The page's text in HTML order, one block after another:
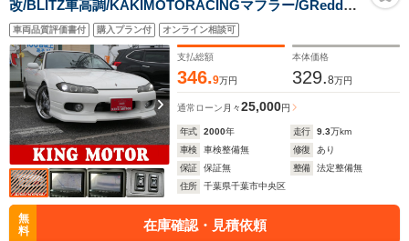
改/BLITZ車高調/KAKIMOTORACINGマフラー/GReddy
フロントスカート/Lowenhart19インチアルミホイール/メ
モリーナビ/バックカメラ/フルセグ/ETC/キーレス
車両品質評価書付 購入プラン付 オンライン相談可
支払総額
346.9万円
本体価格
329.8万円
通常ローン 月々25,000円
年式 2000年 走行 9.3万km
車検
車検整備無 修復
あり
保証
保証無 整備
法定整備無
住所
千葉県千葉市中央区
無
料
在庫確認・見積依頼